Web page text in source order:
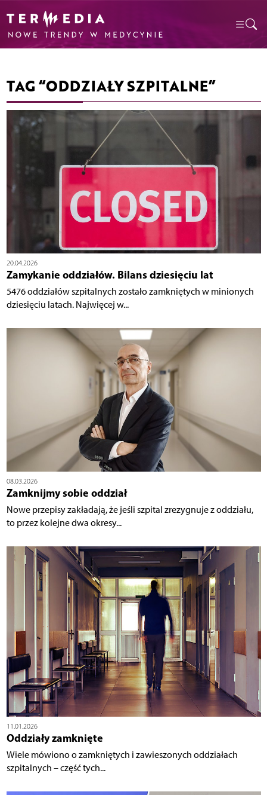
TAG “ODDZIAŁY SZPITALNE”
20.04.2026
Zamykanie oddziałów. Bilans dziesięciu lat
5476 oddziałów szpitalnych zostało zamkniętych w minionych
dziesięciu latach. Najwięcej w...
08.03.2026
Zamknijmy sobie oddział
Nowe przepisy zakładają, że jeśli szpital zrezygnuje z oddziału,
to przez kolejne dwa okresy...
11.01.2026
Oddziały zamknięte
Wiele mówiono o zamkniętych i zawieszonych oddziałach
szpitalnych – część tych...